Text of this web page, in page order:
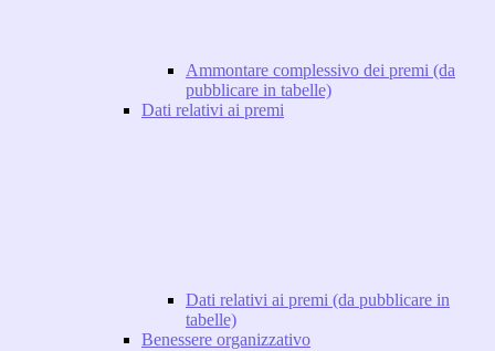
Ammontare complessivo dei premi (da
pubblicare in tabelle)
Dati relativi ai premi
Dati relativi ai premi (da pubblicare in
tabelle)
Benessere organizzativo